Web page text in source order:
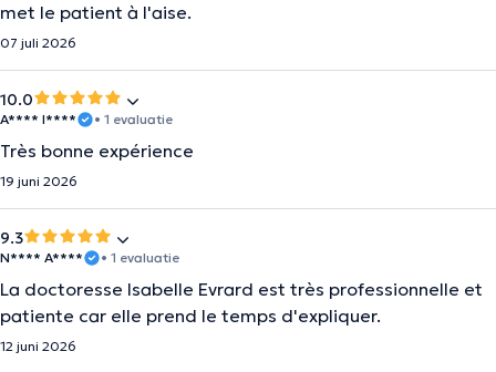
met le patient à l'aise.
07 juli 2026
10.0
A**** I**** • 1 evaluatie
Très bonne expérience
19 juni 2026
9.3
N**** A**** • 1 evaluatie
La doctoresse Isabelle Evrard est très professionnelle et
patiente car elle prend le temps d'expliquer.
12 juni 2026